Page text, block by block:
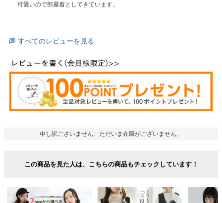
可愛いので部屋着としてきています。
すべてのレビューを見る
申し訳ございません。ただいま在庫がございません。
この商品を見た人は、こちらの商品もチェックしています！